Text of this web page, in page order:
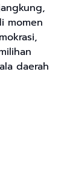
momen
daerah